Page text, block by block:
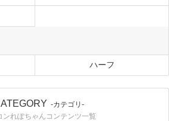
ハーフ
-カテゴリ-
ンれぽちゃんコンテンツ一覧